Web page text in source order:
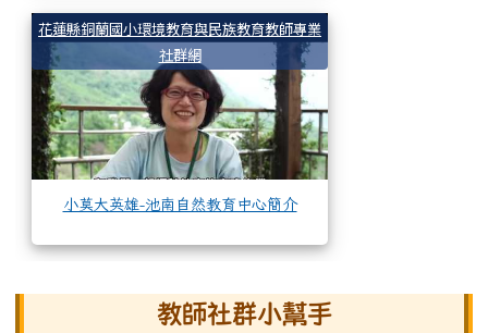
花蓮縣銅蘭國小環境教育與民族教育教師專業
社群網
小莫大英雄-池南自然教育中心簡介
左邊區域內容教師社群小幫手